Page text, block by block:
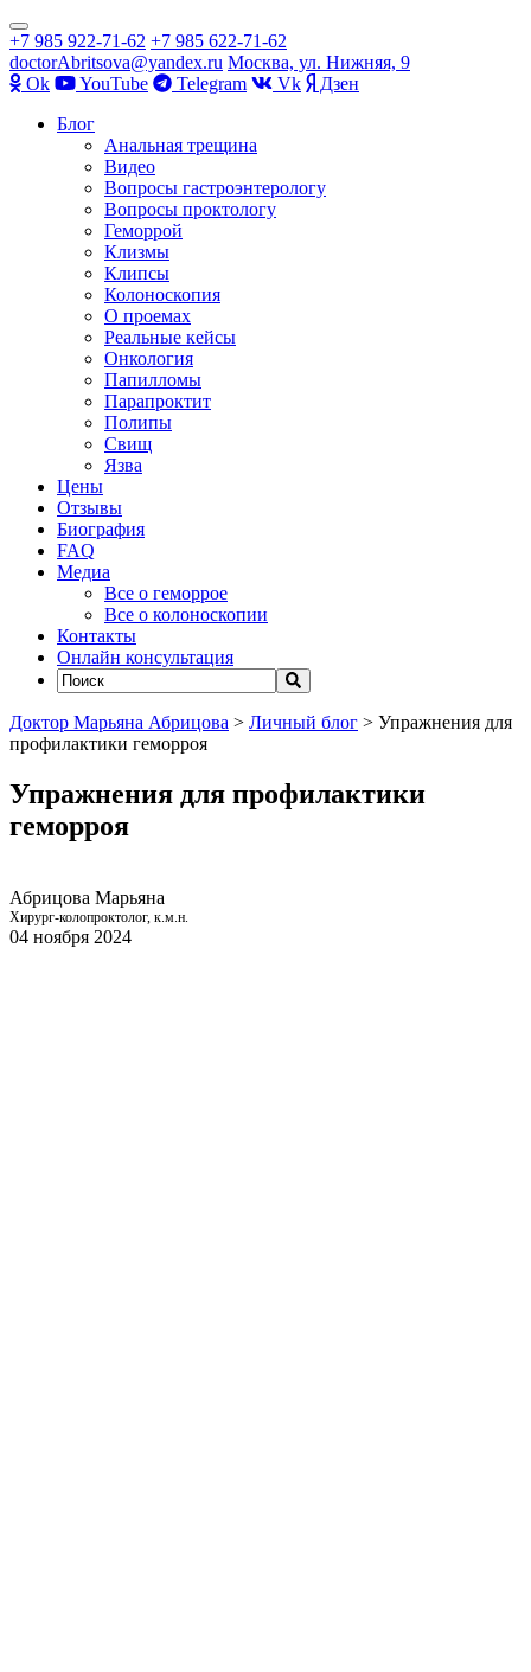
Показать/
Скрыть
навигацию
+7 985 922-71-62 +7 985 622-71-62
doctorAbritsova@yandex.ru Москва, ул. Нижняя, 9
Оk
YouTube Telegram Vk
Дзен
Перейти
содержимому
Блог
Анальная трещина
Видео
Вопросы гастроэнтерологу
Вопросы проктологу
Геморрой
Клизмы
Клипсы
Колоноскопия
О проемах
Реальные кейсы
Онкология
Папилломы
Парапроктит
Полипы
Свищ
Язва
Цены
Отзывы
Биография
FAQ
Медиа
Все о геморрое
Все о колоноскопии
Контакты
Онлайн консультация
Доктор Марьяна Абрицова > Личный блог > Упражнения для
профилактики геморроя
Упражнения для профилактики
геморроя
Абрицова Марьяна
Хирург-колопроктолог, к.м.н.
04 ноября 2024